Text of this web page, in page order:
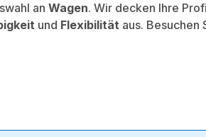
an Wagen. Wir decken Ihre
und Flexibilität aus. Besuchen